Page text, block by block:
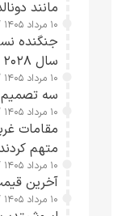
مانند
اقدام
۱۰ مرداد ۱۴۰۵ / ۱۹:۲۹
سال ۲۰۲۸ انجام می‌شود
۱۰ مرداد ۱۴۰۵ / ۱۹:۱۱
سه تصمیم
۱۰ مرداد ۱۴۰۵ / ۱۸:۱۵
مقامات
متهم
۱۰ مرداد ۱۴۰۵ / ۱۵:۲۴
آخرین قیمت
۱۰ مرداد ۱۴۰۵ / ۱۳:۰۸